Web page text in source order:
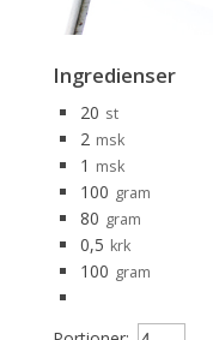
Ingredienser
20 st
2 msk
1 msk
100 gram
80 gram
0,5 krk
100 gram